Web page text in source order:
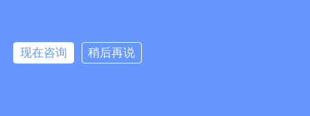
网站地图：防爆数字对讲机_车载台中继台_无线对讲系统代理商-佛山市海川通电
子科技有限公司
现在咨询 稍后再说